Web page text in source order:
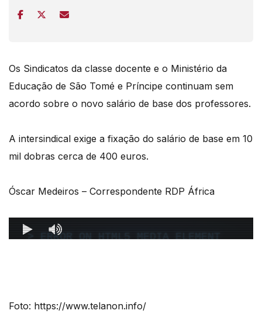
Os Sindicatos da classe docente e o Ministério da
Educação de São Tomé e Príncipe continuam sem
acordo sobre o novo salário de base dos professores.
A intersindical exige a fixação do salário de base em 10
mil dobras cerca de 400 euros.
Óscar Medeiros – Correspondente RDP África
Foto: https://www.telanon.info/